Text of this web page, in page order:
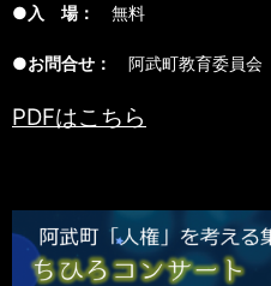
●入 場： 無料
●お問合せ： 阿武町教育委員会
PDFはこちら